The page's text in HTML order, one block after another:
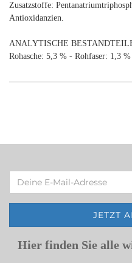
Zusatzstoffe:
Antioxidanzien.
ANALYTISCHE
Rohasche: 5,3 % - Rohfaser: 1,3
Hier finden Sie alle